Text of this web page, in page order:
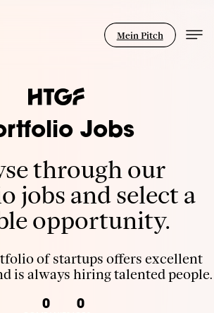
Mein Pitch
Jobs
through our
jobs and select a
opportunity.
of startups offers excellent
is always hiring talented people.
0 0